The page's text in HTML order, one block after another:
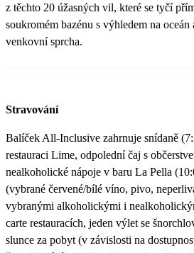
z těchto 20 úžasných vil, které se tyčí
soukromém bazénu s výhledem na
venkovní sprcha.
Stravování
Balíček All-Inclusive zahrnuje snídaně
restauraci Lime, odpolední čaj s
nealkoholické nápoje v baru La Pella
(vybrané červené/bílé víno, pivo,
vybranými alkoholickými i
carte restauracích, jeden výlet se
slunce za pobyt (v závislosti na